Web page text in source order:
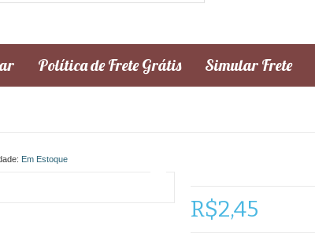
Política de Frete Grátis Simular Frete
Em Estoque
R$2,45